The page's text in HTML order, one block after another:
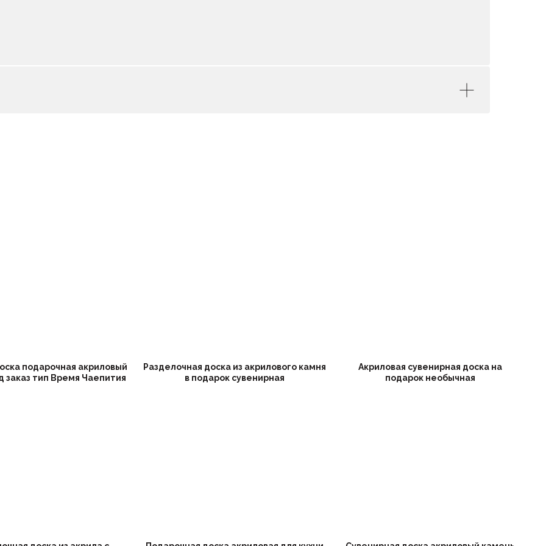
подарочная акриловый
заказ тип Время Чаепития
Разделочная доска из акрилового камня
в подарок сувенирная
Акриловая сувенирная доска на
подарок необычная